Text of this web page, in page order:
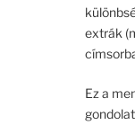
extrák
Ez a